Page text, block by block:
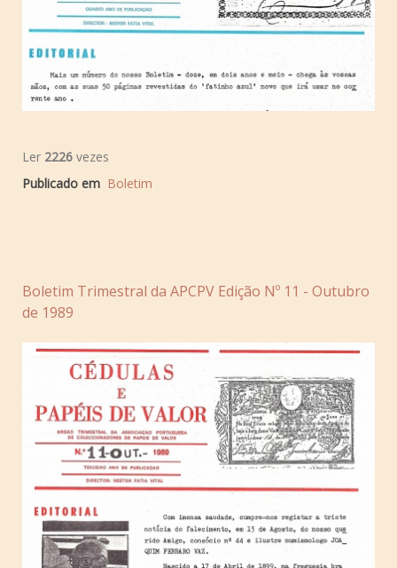
Ler 2226 vezes
Publicado em Boletim
Boletim Trimestral da APCPV Edição Nº 11 - Outubro
de 1989